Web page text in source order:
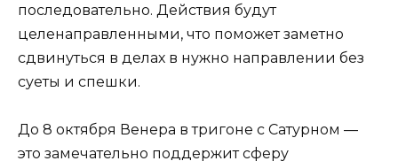
последовательно. Действия будут
целенаправленными, что поможет заметно
сдвинуться в делах в нужно направлении без
суеты и спешки.
До 8 октября Венера в тригоне с Сатурном —
это замечательно поддержит сферу